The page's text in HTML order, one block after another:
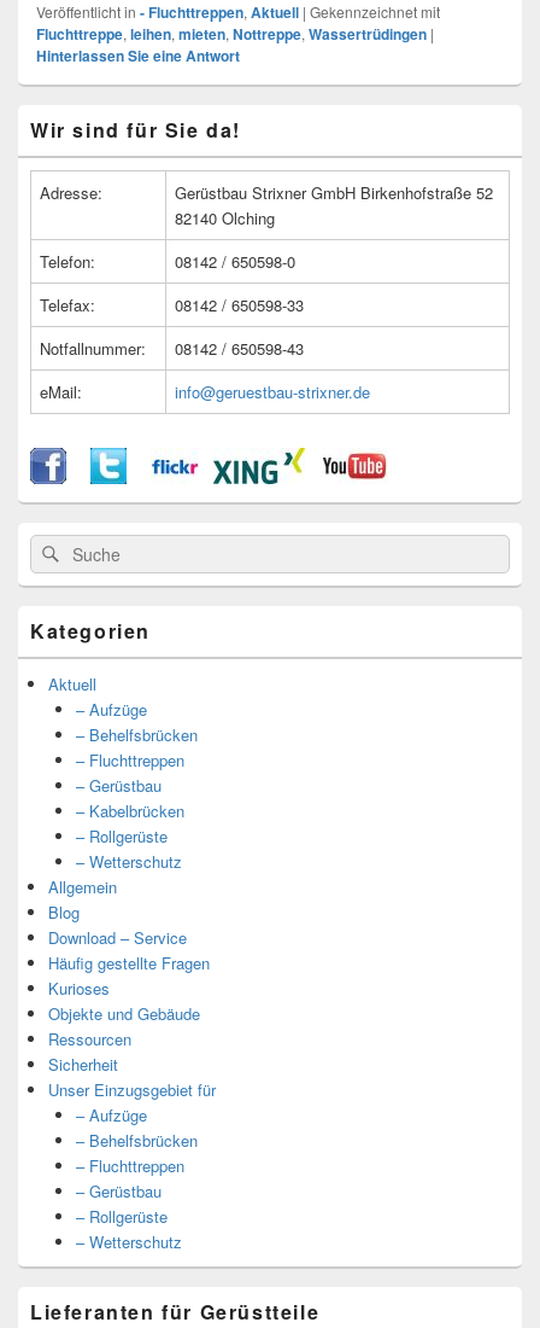
Veröffentlicht in - Fluchttreppen, Aktuell | Gekennzeichnet mit
Fluchttreppe, leihen, mieten, Nottreppe, Wassertrüdingen |
Hinterlassen Sie eine Antwort
Seitenleisten
Widget-
Wir sind für Sie da!
Adresse:
Gerüstbau Strixner GmbH Birkenhofstraße 52
82140 Olching
Telefon:
08142 / 650598-0
Telefax:
08142 / 650598-33
Notfallnummer:
08142 / 650598-43
eMail:
info@geruestbau-strixner.de
Suche
nach:
Suche
Kategorien
Aktuell
– Aufzüge
– Behelfsbrücken
– Fluchttreppen
– Gerüstbau
– Kabelbrücken
– Rollgerüste
– Wetterschutz
Allgemein
Blog
Download – Service
Häufig gestellte Fragen
Kurioses
Objekte und Gebäude
Ressourcen
Sicherheit
Unser Einzugsgebiet für
– Aufzüge
– Behelfsbrücken
– Fluchttreppen
– Gerüstbau
– Rollgerüste
– Wetterschutz
Lieferanten für Gerüstteile